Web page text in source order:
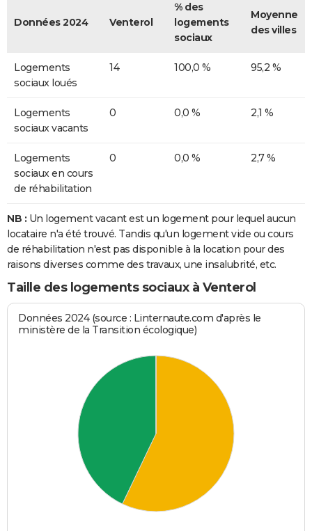
Données 2024 Venterol
% des
logements
sociaux
Moyenne
des villes
Logements
sociaux loués
14 100,0 % 95,2 %
Logements
sociaux vacants
0 0,0 % 2,1 %
Logements
sociaux en cours
de réhabilitation
0 0,0 % 2,7 %
NB : Un logement vacant est un logement pour lequel aucun
locataire n'a été trouvé. Tandis qu'un logement vide ou cours
de réhabilitation n'est pas disponible à la location pour des
raisons diverses comme des travaux, une insalubrité, etc.
Taille des logements sociaux à Venterol
Données 2024 (source : Linternaute.com d'après le
ministère de la Transition écologique)